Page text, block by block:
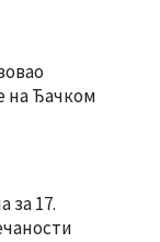
на Ђачком
за 17.